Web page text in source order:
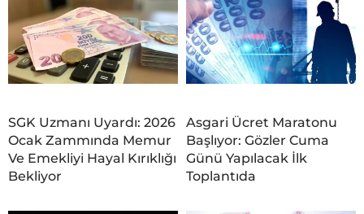
SGK Uzmanı Uyardı: 2026
Ocak Zammında Memur
Ve Emekliyi Hayal Kırıklığı
Bekliyor
Asgari Ücret Maratonu
Başlıyor: Gözler Cuma
Günü Yapılacak İlk
Toplantıda